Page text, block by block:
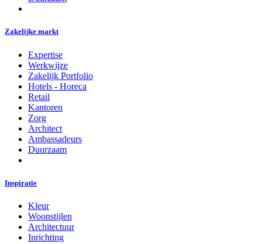
Zakelijke markt
Expertise
Werkwijze
Zakelijk Portfolio
Hotels - Horeca
Retail
Kantoren
Zorg
Architect
Ambassadeurs
Duurzaam
Inspiratie
Kleur
Woonstijlen
Architectuur
Inrichting